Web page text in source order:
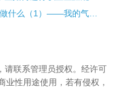
请联系管理员授权。经许可
性用途使用，若有侵权，